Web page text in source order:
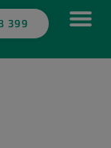
399